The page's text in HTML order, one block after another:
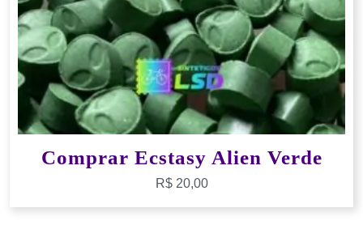
Comprar Ecstasy Alien Verde
R$20,00